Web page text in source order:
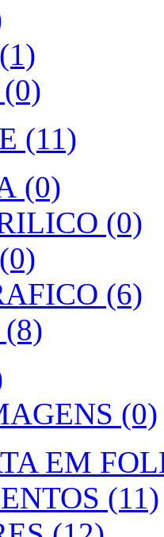
(11)
(0)
(0)
(6)
(0)
EM
(11)